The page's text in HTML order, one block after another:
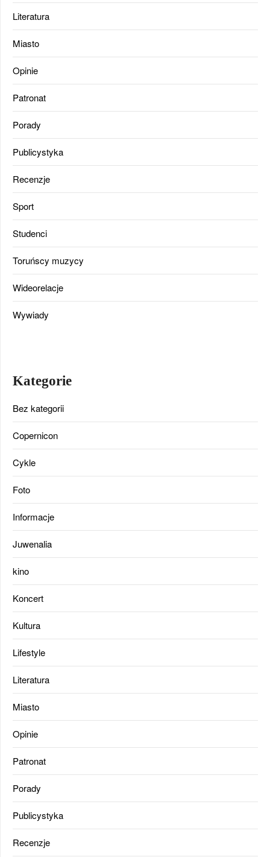
Literatura
Miasto
Opinie
Patronat
Porady
Publicystyka
Recenzje
Sport
Studenci
Toruńscy muzycy
Wideorelacje
Wywiady
Kategorie
Bez kategorii
Copernicon
Cykle
Foto
Informacje
Juwenalia
kino
Koncert
Kultura
Lifestyle
Literatura
Miasto
Opinie
Patronat
Porady
Publicystyka
Recenzje